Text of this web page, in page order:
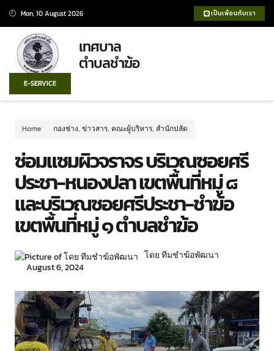
Mon, 10 August 2026 เป็นเพื่อนกับเรา
เทศบาล
ตำบลชำฆ้อ
E-SERVICE
Home กองช่าง, ข่าวสาร, คณะผู้บริหาร, สำนักปลัด
ซ่อมแซมผิวจราจร บริเวณซอยศรี
ประชา-หนองปลา เขตพื้นที่หมู่ ๘
และบริเวณซอยศรีประชา-ชำฆ้อ
เขตพื้นที่หมู่ ๑ ตำบลชำฆ้อ
โดย ทีมชำฆ้อพัฒนา
August 6, 2024